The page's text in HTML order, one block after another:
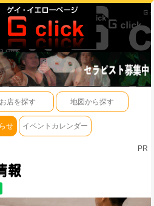
お店を探す 地図から探す
せ イベントカレンダー
PR